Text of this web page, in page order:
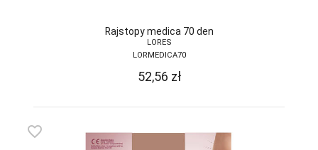
GAIA
GIULIA
Rajstopy medica 70 den
LORES
LORMEDICA70
52,56 zł
favorite_border